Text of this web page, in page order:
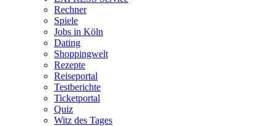
Rechner
Spiele
Jobs in Köln
Dating
Shoppingwelt
Rezepte
Reiseportal
Testberichte
Ticketportal
Quiz
Witz des Tages